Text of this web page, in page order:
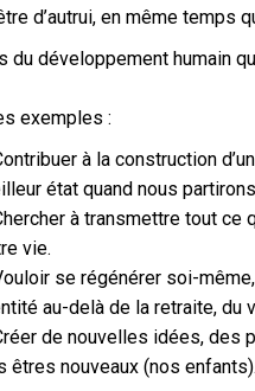
d’autrui, en même temps
développement humain
exemples :
à la construction
état quand nous
à transmettre tout ce
vie.
se régénérer soi-
au-delà de la retraite, du
de nouvelles idées, des
êtres nouveaux (nos enfants).